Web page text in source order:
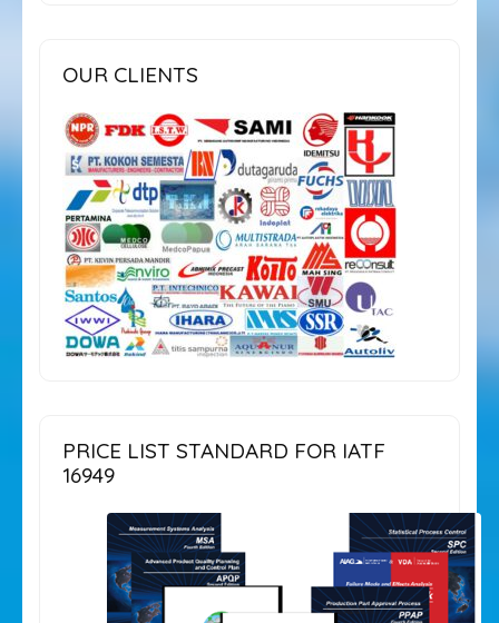
OUR CLIENTS
PRICE LIST STANDARD FOR IATF
16949